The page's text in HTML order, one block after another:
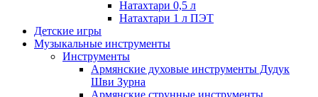
Натахтари 0,5 л
Натахтари 1 л ПЭТ
Детские игры
Музыкальные инструменты
Инструменты
Армянские духовые инструменты Дудук
Шви Зурна
Армянские струнные инструменты